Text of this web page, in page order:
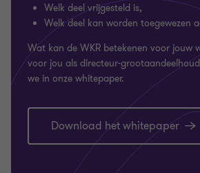
Welk deel vrijgesteld is,
Welk deel kan worden toegewezen
Wat kan de WKR betekenen voor jouw
voor jou als directeur-
we in onze whitepaper.
Download het whitepaper